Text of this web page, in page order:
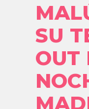
SU
OUT